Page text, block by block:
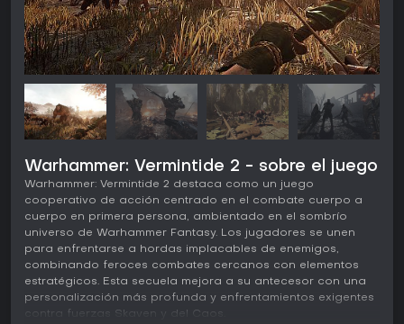
Warhammer: Vermintide 2 - sobre el juego
Warhammer: Vermintide 2 destaca como un juego
cooperativo de acción centrado en el combate cuerpo a
cuerpo en primera persona, ambientado en el sombrío
universo de Warhammer Fantasy. Los jugadores se unen
para enfrentarse a hordas implacables de enemigos,
combinando feroces combates cercanos con elementos
estratégicos. Esta secuela mejora a su antecesor con una
personalización más profunda y enfrentamientos exigentes
contra fuerzas Skaven y del Caos.